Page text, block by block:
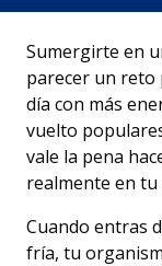
Sumergirte en
parecer un reto
día con más
vuelto
vale la pena
realmente en tu
Cuando entras
fría, tu